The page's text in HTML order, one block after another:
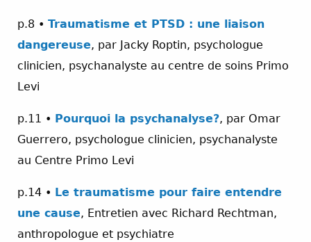
p.8 • Traumatisme et PTSD : une liaison
dangereuse, par Jacky Roptin, psychologue
clinicien, psychanalyste au centre de soins Primo
Levi
p.11 • Pourquoi la psychanalyse?, par Omar
Guerrero, psychologue clinicien, psychanalyste
au Centre Primo Levi
p.14 • Le traumatisme pour faire entendre
une cause, Entretien avec Richard Rechtman,
anthropologue et psychiatre